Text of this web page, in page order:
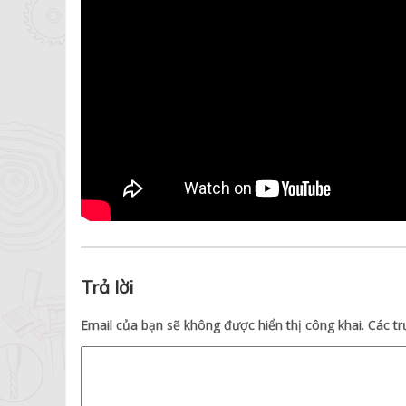
Trả lời
Email của bạn sẽ không được hiển thị công khai. Các